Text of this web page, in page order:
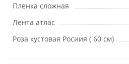
Пленка сложная
Лента атлас
Роза кустовая Росиия ( 60 см)